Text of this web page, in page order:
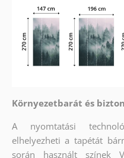
Környezetbarát és
A nyomtatási
elhelyezheti a tapétát
során használt színek